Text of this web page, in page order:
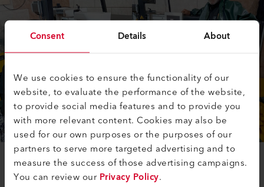
Consent Details About
We use cookies to ensure the functionality of our
website, to evaluate the performance of the website,
to provide social media features and to provide you
with more relevant content. Cookies may also be
used for our own purposes or the purposes of our
partners to serve more targeted advertising and to
measure the success of those advertising campaigns.
You can review ourPrivacy Policy.